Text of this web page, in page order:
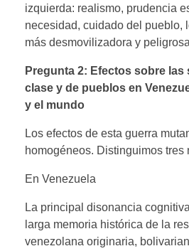
izquierda: realismo, prudencia
necesidad, cuidado del pueblo,
más desmovilizadora y
Pregunta 2: Efectos sobre
clase y de pueblos en
y el mundo
Los efectos de esta guerra
homogéneos. Distinguimos tres
En Venezuela
La principal disonancia
larga memoria histórica de la
venezolana originaria,